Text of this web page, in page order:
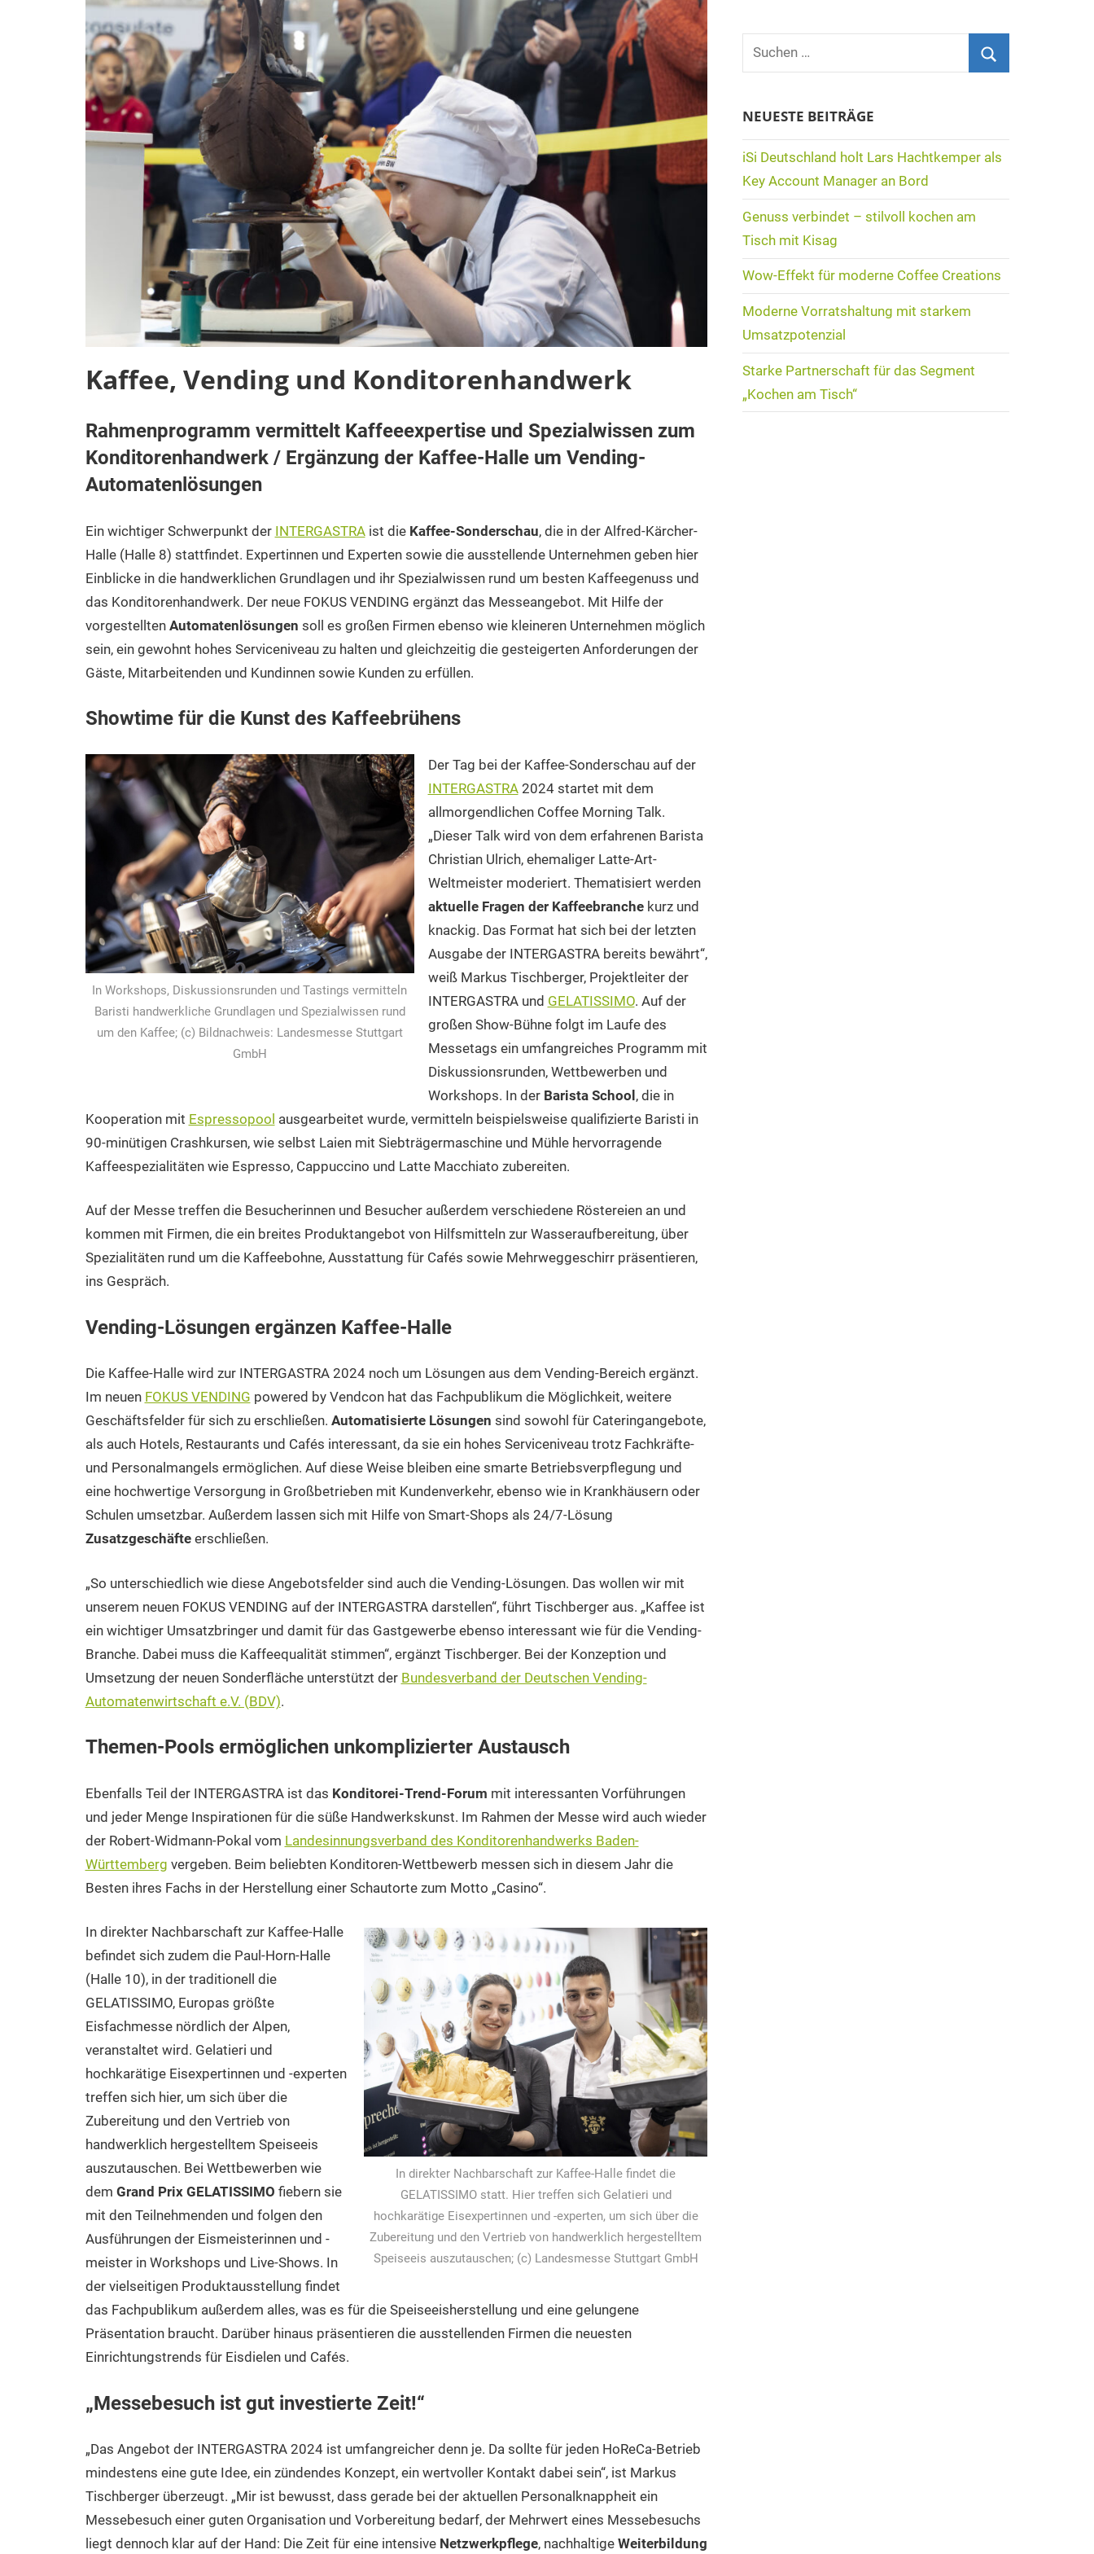
Kaffee, Vending und Konditorenhandwerk
13.
Dezember
2023
Carina
Pressemitteilungen
Rahmenprogramm vermittelt Kaffeeexpertise und Spezialwissen zum
Konditorenhandwerk / Ergänzung der Kaffee-Halle um Vending-
Automatenlösungen
Ein wichtiger Schwerpunkt der INTERGASTRAist die Kaffee-Sonderschau, die in der Alfred-Kärcher-
Halle (Halle 8) stattfindet. Expertinnen und Experten sowie die ausstellende Unternehmen geben hier
Einblicke in die handwerklichen Grundlagen und ihr Spezialwissen rund um besten Kaffeegenuss und
das Konditorenhandwerk. Der neue FOKUS VENDING ergänzt das Messeangebot. Mit Hilfe der
vorgestellten Automatenlösungen soll es großen Firmen ebenso wie kleineren Unternehmen möglich
sein, ein gewohnt hohes Serviceniveau zu halten und gleichzeitig die gesteigerten Anforderungen der
Gäste, Mitarbeitenden und Kundinnen sowie Kunden zu erfüllen.
Showtime für die Kunst des Kaffeebrühens
In Workshops, Diskussionsrunden und Tastings vermitteln
Baristi handwerkliche Grundlagen und Spezialwissen rund
um den Kaffee; (c) Bildnachweis: Landesmesse Stuttgart
GmbH
Der Tag bei der Kaffee-Sonderschau auf der
INTERGASTRA2024 startet mit dem
allmorgendlichen Coffee Morning Talk.
„Dieser Talk wird von dem erfahrenen Barista
Christian Ulrich, ehemaliger Latte-Art-
Weltmeister moderiert. Thematisiert werden
aktuelle Fragen der Kaffeebranchekurz und
knackig. Das Format hat sich bei der letzten
Ausgabe der INTERGASTRA bereits bewährt“,
weiß Markus Tischberger, Projektleiter der
INTERGASTRA und GELATISSIMO. Auf der
großen Show-Bühne folgt im Laufe des
Messetags ein umfangreiches Programm mit
Diskussionsrunden, Wettbewerben und
Workshops. In der Barista School, die in
Kooperation mit Espressopool ausgearbeitet wurde, vermitteln beispielsweise qualifizierte Baristi in
90-minütigen Crashkursen, wie selbst Laien mit Siebträgermaschine und Mühle hervorragende
Kaffeespezialitäten wie Espresso, Cappuccino und Latte Macchiato zubereiten.
Auf der Messe treffen die Besucherinnen und Besucher außerdem verschiedene Röstereien an und
kommen mit Firmen, die ein breites Produktangebot von Hilfsmitteln zur Wasseraufbereitung, über
Spezialitäten rund um die Kaffeebohne, Ausstattung für Cafés sowie Mehrweggeschirr präsentieren,
ins Gespräch.
Vending-Lösungen ergänzen Kaffee-Halle
Die Kaffee-Halle wird zur INTERGASTRA 2024 noch um Lösungen aus dem Vending-Bereich ergänzt.
Im neuen FOKUS VENDING powered by Vendcon hat das Fachpublikum die Möglichkeit, weitere
Geschäftsfelder für sich zu erschließen. Automatisierte Lösungen sind sowohl für Cateringangebote,
als auch Hotels, Restaurants und Cafés interessant, da sie ein hohes Serviceniveau trotz Fachkräfte-
und Personalmangels ermöglichen. Auf diese Weise bleiben eine smarte Betriebsverpflegung und
eine hochwertige Versorgung in Großbetrieben mit Kundenverkehr, ebenso wie in Krankhäusern oder
Schulen umsetzbar. Außerdem lassen sich mit Hilfe von Smart-Shops als 24/7-Lösung
Zusatzgeschäfteerschließen.
„So unterschiedlich wie diese Angebotsfelder sind auch die Vending-Lösungen. Das wollen wir mit
unserem neuen FOKUS VENDING auf der INTERGASTRA darstellen“, führt Tischberger aus. „Kaffee ist
ein wichtiger Umsatzbringer und damit für das Gastgewerbe ebenso interessant wie für die Vending-
Branche. Dabei muss die Kaffeequalität stimmen“, ergänzt Tischberger. Bei der Konzeption und
Umsetzung der neuen Sonderfläche unterstützt der Bundesverband der Deutschen Vending-
Automatenwirtschaft e.V. (BDV).
Themen-Pools ermöglichen unkomplizierter Austausch
Ebenfalls Teil der INTERGASTRA ist das Konditorei-Trend-Forum mit interessanten Vorführungen
und jeder Menge Inspirationen für die süße Handwerkskunst. Im Rahmen der Messe wird auch wieder
der Robert-Widmann-Pokal vom Landesinnungsverband des Konditorenhandwerks Baden-
Württemberg vergeben. Beim beliebten Konditoren-Wettbewerb messen sich in diesem Jahr die
Besten ihres Fachs in der Herstellung einer Schautorte zum Motto „Casino“.
In direkter Nachbarschaft zur Kaffee-Halle findet die
GELATISSIMO statt. Hier treffen sich Gelatieri und
hochkarätige Eisexpertinnen und -experten, um sich über die
Zubereitung und den Vertrieb von handwerklich hergestelltem
Speiseeis auszutauschen; (c) Landesmesse Stuttgart GmbH
In direkter Nachbarschaft zur Kaffee-Halle
befindet sich zudem die Paul-Horn-Halle
(Halle 10), in der traditionell die
GELATISSIMO, Europas größte
Eisfachmesse nördlich der Alpen,
veranstaltet wird. Gelatieri und
hochkarätige Eisexpertinnen und -experten
treffen sich hier, um sich über die
Zubereitung und den Vertrieb von
handwerklich hergestelltem Speiseeis
auszutauschen. Bei Wettbewerben wie
dem Grand Prix GELATISSIMO fiebern sie
mit den Teilnehmenden und folgen den
Ausführungen der Eismeisterinnen und -
meister in Workshops und Live-Shows. In
der vielseitigen Produktausstellung findet
das Fachpublikum außerdem alles, was es für die Speiseeisherstellung und eine gelungene
Präsentation braucht. Darüber hinaus präsentieren die ausstellenden Firmen die neuesten
Einrichtungstrends für Eisdielen und Cafés.
„Messebesuch ist gut investierte Zeit!“
„Das Angebot der INTERGASTRA 2024 ist umfangreicher denn je. Da sollte für jeden HoReCa-Betrieb
mindestens eine gute Idee, ein zündendes Konzept, ein wertvoller Kontakt dabei sein“, ist Markus
Tischberger überzeugt. „Mir ist bewusst, dass gerade bei der aktuellen Personalknappheit ein
Messebesuch einer guten Organisation und Vorbereitung bedarf, der Mehrwert eines Messebesuchs
liegt dennoch klar auf der Hand: Die Zeit für eine intensive Netzwerkpflege, nachhaltige Weiterbildung
Suchen
NEUESTE BEITRÄGE
iSi Deutschland holt Lars Hachtkemper als
Key Account Manager an Bord
Genuss verbindet – stilvoll kochen am
Tisch mit Kisag
Wow-Effekt für moderne Coffee Creations
Moderne Vorratshaltung mit starkem
Umsatzpotenzial
Starke Partnerschaft für das Segment
„Kochen am Tisch“